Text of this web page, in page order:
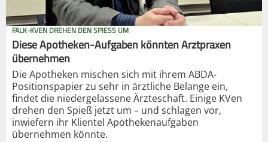
FALK-KVEN DREHEN DEN SPIESS UM
Diese Apotheken-Aufgaben könnten Arztpraxen
übernehmen
Die Apotheken mischen sich mit ihrem ABDA-
Positionspapier zu sehr in ärztliche Belange ein,
findet die niedergelassene Ärzteschaft. Einige KVen
drehen den Spieß jetzt um – und schlagen vor,
inwiefern ihr Klientel Apothekenaufgaben
übernehmen könnte.